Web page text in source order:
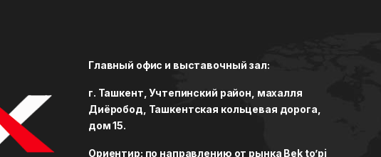
Главный офис и выставочный зал:
г. Ташкент, Учтепинский район, махалля
Диёробод, Ташкентская кольцевая дорога,
дом 15.
Ориентир: по направлению от рынка Bek to’pi